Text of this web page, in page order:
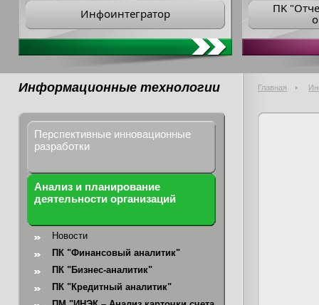
Инфоинтегратор
ПK
Информационные технологии Главная
Перспективные инновационные
разработки
Анализ и планирование
деятельности организаций
Новости
ПК "Финансовый аналитик"
ПК "Бизнес-аналитик"
ПК "Кредитный аналитик"